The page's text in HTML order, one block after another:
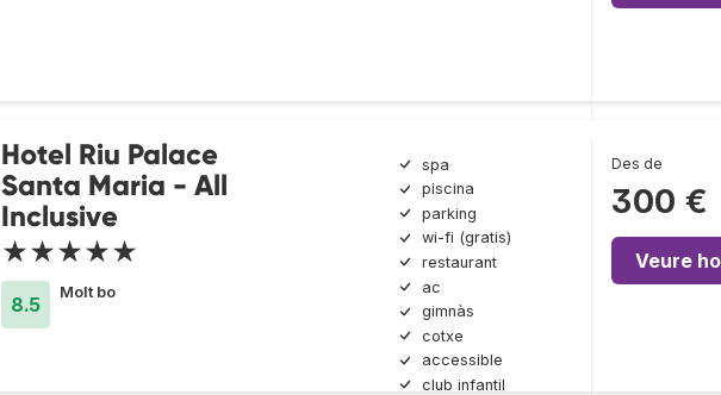
Hotel Riu Palace
Santa Maria - All
Inclusive
★★★★★
8.5
Molt bo
spa
piscina
parking
wi-fi (gratis)
restaurant
ac
gimnàs
cotxe
accessible
club infantil
Des de
300 €
Veure